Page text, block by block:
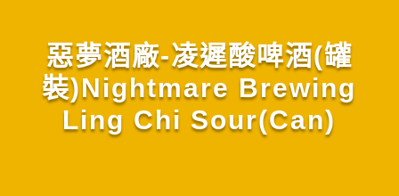
惡夢酒廠-凌遲酸啤酒(罐
裝)Nightmare Brewing
Ling Chi Sour(Can)